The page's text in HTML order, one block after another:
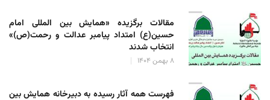
مقالات برگزیده «همایش بین المللی امام
حسین(ع) امتداد پیامبر عدالت و رحمت(ص)»
انتخاب شدند
۸ بهمن ۱۴۰۴
فهرست همه آثار رسیده به دبیرخانه همایش بین